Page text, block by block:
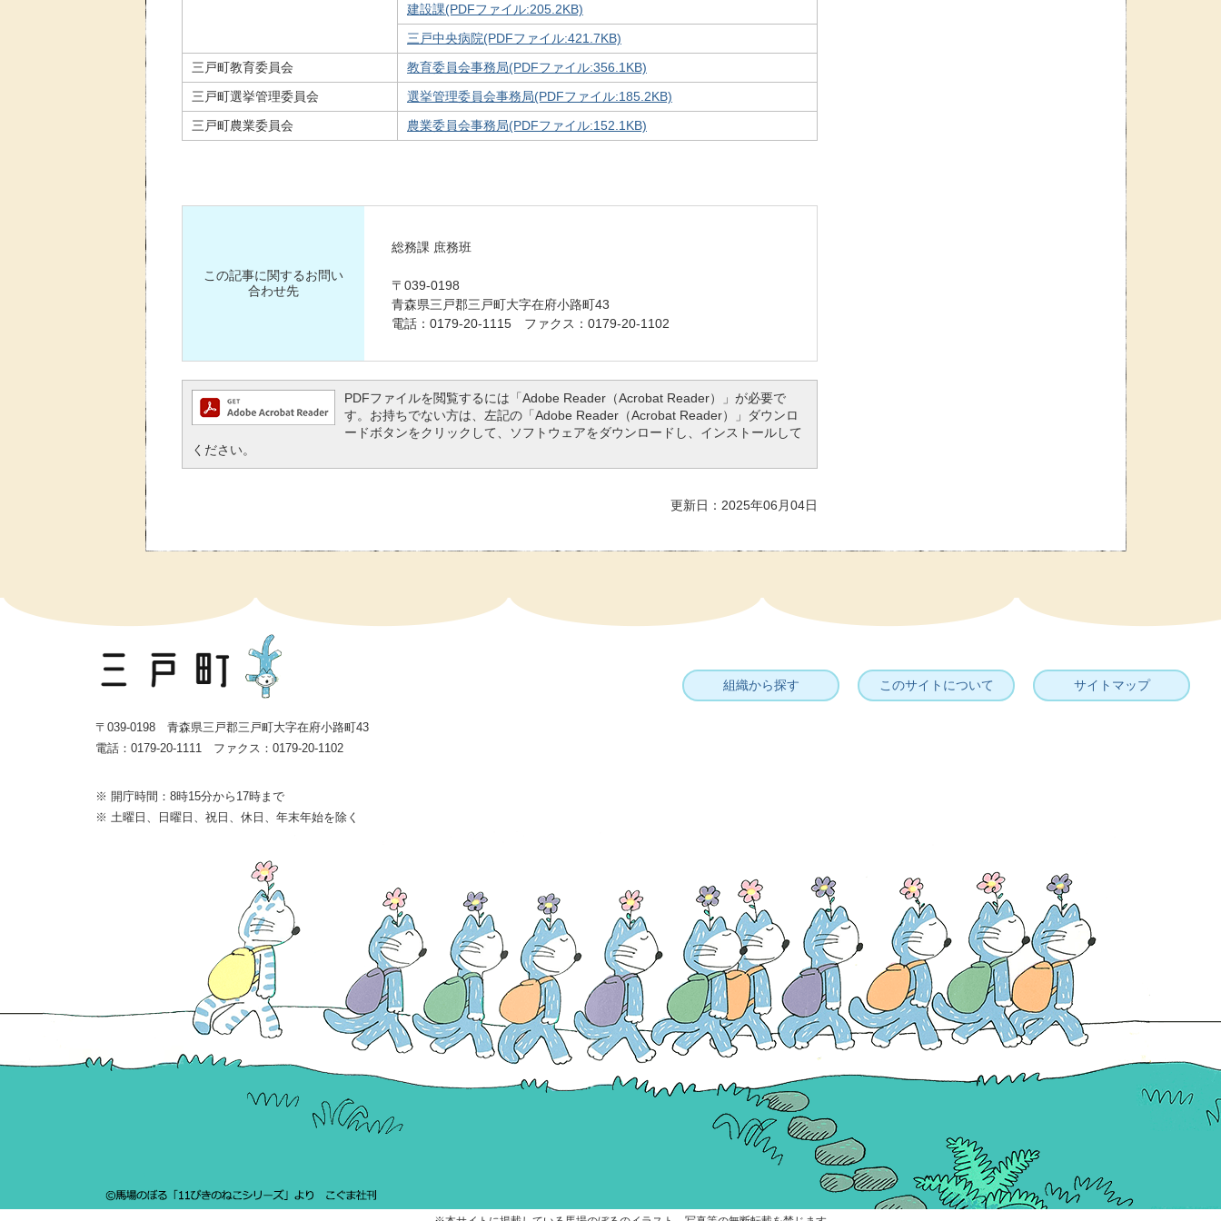
建設課(PDFファイル:205.2KB)
三戸中央病院(PDFファイル:421.7KB)
三戸町教育委員会
教育委員会事務局(PDFファイル:356.1KB)
三戸町選挙管理委員会
選挙管理委員会事務局(PDFファイル:185.2KB)
三戸町農業委員会
農業委員会事務局(PDFファイル:152.1KB)
この記事に関するお問い
合わせ先
総務課 庶務班
〒039-0198
青森県三戸郡三戸町大字在府小路町43
電話：0179-20-1115 ファクス：0179-20-1102
PDFファイルを閲覧するには「Adobe Reader（Acrobat Reader）」が必要で
す。お持ちでない方は、左記の「Adobe Reader（Acrobat Reader）」ダウンロ
ードボタンをクリックして、ソフトウェアをダウンロードし、インストールして
ください。
更新日：2025年06月04日
組織から探す このサイトについて サイトマップ
〒039-0198 青森県三戸郡三戸町大字在府小路町43
電話：0179-20-1111 ファクス：0179-20-1102
※ 開庁時間：8時15分から17時まで
※ 土曜日、日曜日、祝日、休日、年末年始を除く